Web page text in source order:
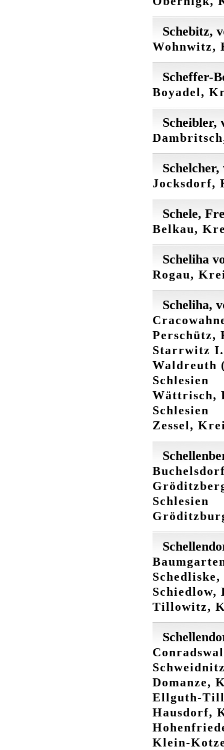
Schebitz,
Wohnwitz,
Scheffer-
Boyadel,
Scheibler,
Schelcher,
Jocksdorf,
Schele,
Belkau,
Scheliha
Rogau,
Scheliha,
Perschütz,
Starrwitz
Waldreuth
Schlesien
Wättrisch,
Schlesien
Zessel,
Schlesien
Schiedlow,
Tillowitz,
Domanze,
Ellguth-
Hausdorf,
Klein-